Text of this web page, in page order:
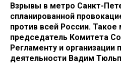
Взрывы в метро Санкт-
спланированной
против всей России.
председатель Комитета
Регламенту и организации
деятельности Вадим